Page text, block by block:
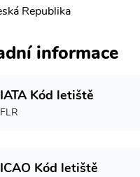
Republika
informace
IATA Kód letiště
FLR
ICAO Kód letiště